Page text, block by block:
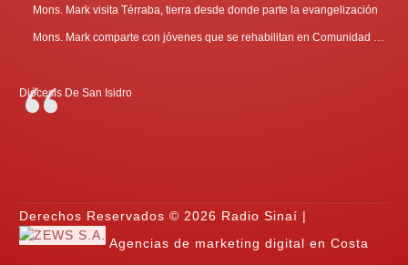
Mons. Mark visita Térraba, tierra desde donde parte la evangelización
Diócesis De San Isidro
Derechos Reservados © 2026 Radio Sinaí |
Agencias de marketing digital en Costa